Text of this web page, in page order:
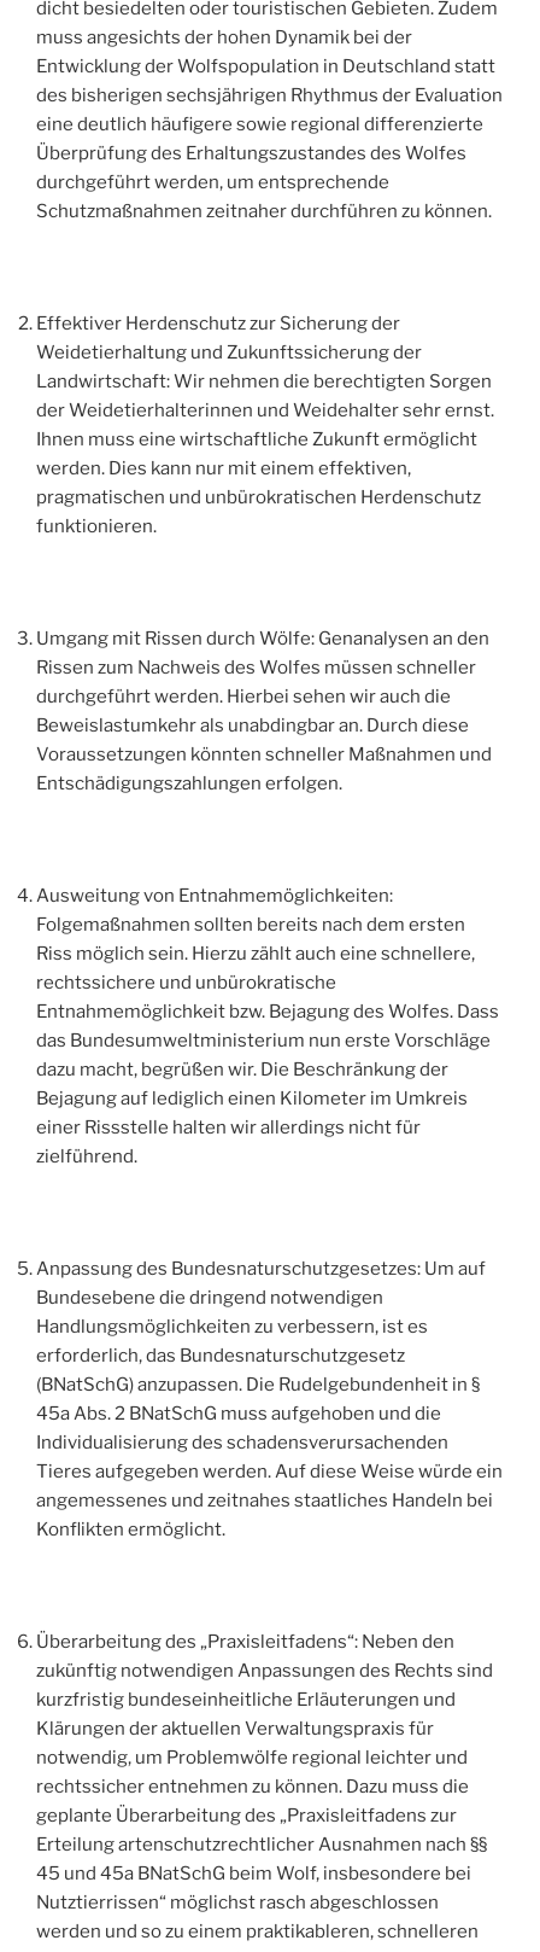
dicht besiedelten oder touristischen Gebieten. Zudem
muss angesichts der hohen Dynamik bei der
Entwicklung der Wolfspopulation in Deutschland statt
des bisherigen sechsjährigen Rhythmus der Evaluation
eine deutlich häufigere sowie regional differenzierte
Überprüfung des Erhaltungszustandes des Wolfes
durchgeführt werden, um entsprechende
Schutzmaßnahmen zeitnaher durchführen zu können.
Effektiver Herdenschutz zur Sicherung der
Weidetierhaltung und Zukunftssicherung der
Landwirtschaft: Wir nehmen die berechtigten Sorgen
der Weidetierhalterinnen und Weidehalter sehr ernst.
Ihnen muss eine wirtschaftliche Zukunft ermöglicht
werden. Dies kann nur mit einem effektiven,
pragmatischen und unbürokratischen Herdenschutz
funktionieren.
Umgang mit Rissen durch Wölfe: Genanalysen an den
Rissen zum Nachweis des Wolfes müssen schneller
durchgeführt werden. Hierbei sehen wir auch die
Beweislastumkehr als unabdingbar an. Durch diese
Voraussetzungen könnten schneller Maßnahmen und
Entschädigungszahlungen erfolgen.
Ausweitung von Entnahmemöglichkeiten:
Folgemaßnahmen sollten bereits nach dem ersten
Riss möglich sein. Hierzu zählt auch eine schnellere,
rechtssichere und unbürokratische
Entnahmemöglichkeit bzw. Bejagung des Wolfes. Dass
das Bundesumweltministerium nun erste Vorschläge
dazu macht, begrüßen wir. Die Beschränkung der
Bejagung auf lediglich einen Kilometer im Umkreis
einer Rissstelle halten wir allerdings nicht für
zielführend.
Anpassung des Bundesnaturschutzgesetzes: Um auf
Bundesebene die dringend notwendigen
Handlungsmöglichkeiten zu verbessern, ist es
erforderlich, das Bundesnaturschutzgesetz
(BNatSchG) anzupassen. Die Rudelgebundenheit in §
45a Abs. 2 BNatSchG muss aufgehoben und die
Individualisierung des schadensverursachenden
Tieres aufgegeben werden. Auf diese Weise würde ein
angemessenes und zeitnahes staatliches Handeln bei
Konflikten ermöglicht.
Überarbeitung des „Praxisleitfadens“: Neben den
zukünftig notwendigen Anpassungen des Rechts sind
kurzfristig bundeseinheitliche Erläuterungen und
Klärungen der aktuellen Verwaltungspraxis für
notwendig, um Problemwölfe regional leichter und
rechtssicher entnehmen zu können. Dazu muss die
geplante Überarbeitung des „Praxisleitfadens zur
Erteilung artenschutzrechtlicher Ausnahmen nach §§
45 und 45a BNatSchG beim Wolf, insbesondere bei
Nutztierrissen“ möglichst rasch abgeschlossen
werden und so zu einem praktikableren, schnelleren